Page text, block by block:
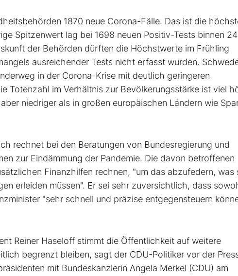
1870 neue Corona-Fälle. Das ist die
Spitzenwert lag bei 1698 neuen Positiv-Tests binnen 24
der Behörden dürften die Höchstwerte im Frühling
ausreichender Tests nicht erfasst wurden.
in der Corona-Krise mit deutlich geringeren
Totenzahl im Verhältnis zur Bevölkerungsstärke ist viel
niedriger als in großen europäischen Ländern wie
rechnet bei den Beratungen von Bundesregierung und
zur Eindämmung der Pandemie. Die davon betroffenen
Finanzhilfen rechnen, "um das abzufedern, was
erleiden müssen". Er sei sehr zuversichtlich, dass
"sehr schnell und präzise entgegensteuern
Reiner Haseloff stimmt die Öffentlichkeit auf weitere
begrenzt bleiben, sagt der CDU-Politiker vor der
mit Bundeskanzlerin Angela Merkel (CDU) am